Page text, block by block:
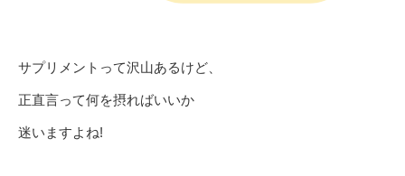
サプリメントって沢山あるけど、
正直言って何を摂ればいいか
迷いますよね!